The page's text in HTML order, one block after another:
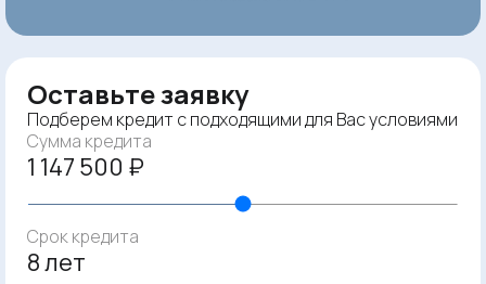
Оставьте заявку
Подберем кредит с подходящими для Вас условиями
Сумма кредита
1 147 500 ₽
Срок кредита
8 лет